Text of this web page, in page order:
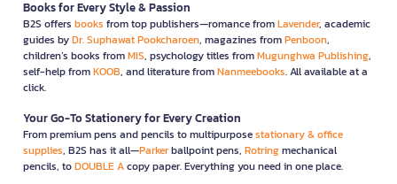
Books for Every Style & Passion
B2S offers books from top publishers—romance fromLavender, academic
guides byDr. Suphawat Pookcharoen, magazines fromPenboon,
children’s books fromMIS, psychology titles fromMugunghwa Publishing,
self-help fromKOOB, and literature fromNanmeebooks. All available at a
click.
Your Go-To Stationery for Every Creation
From premium pens and pencils to multipurposestationary & office
supplies, B2S has it all—Parkerballpoint pens, Rotringmechanical
pencils, toDOUBLE Acopy paper. Everything you need in one place.